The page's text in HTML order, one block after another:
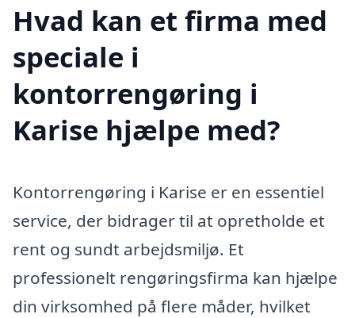
Hvad kan et firma med
speciale i
kontorrengøring i
Karise hjælpe med?
Kontorrengøring i Karise er en essentiel
service, der bidrager til at opretholde et
rent og sundt arbejdsmiljø. Et
professionelt rengøringsfirma kan hjælpe
din virksomhed på flere måder, hvilket